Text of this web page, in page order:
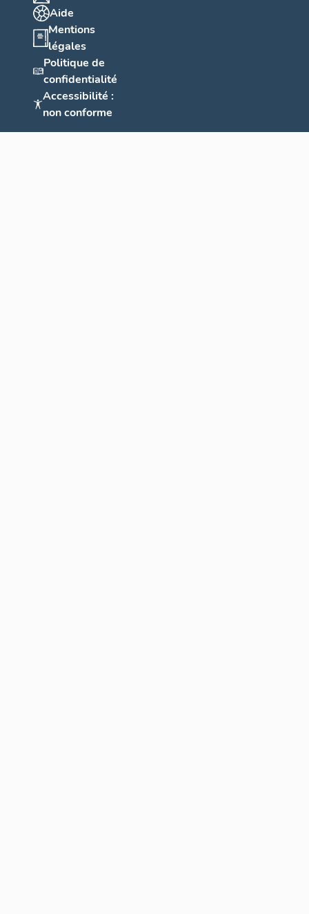
Aide
Mentions
légales
Politique de
confidentialité
Accessibilité :
non conforme